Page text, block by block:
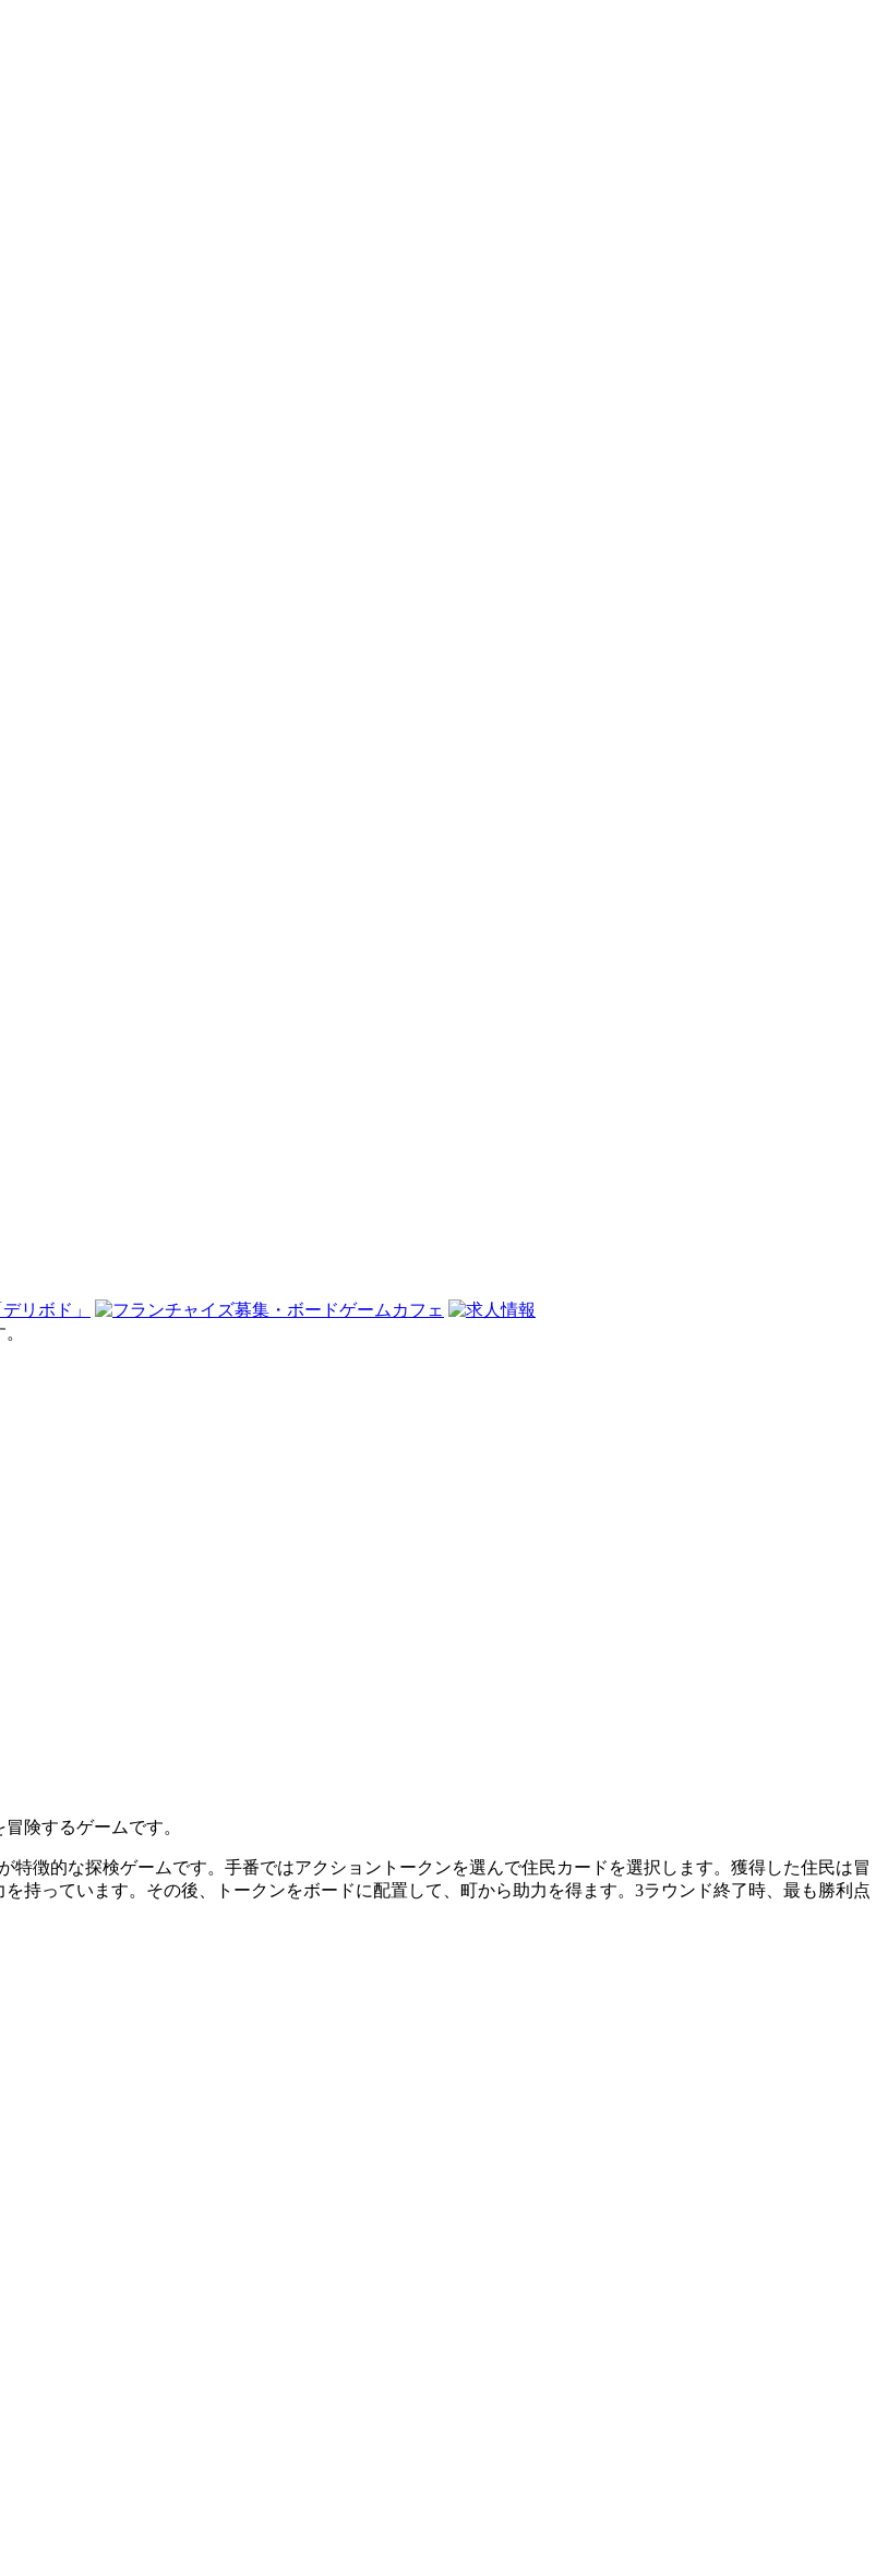
険するゲームです。
徴的な探検ゲームです。手番ではアクショントークンを選んで住民カードを選択します。獲得した住民は冒
持っています。その後、トークンをボードに配置して、町から助力を得ます。3ラウンド終了時、最も勝利点